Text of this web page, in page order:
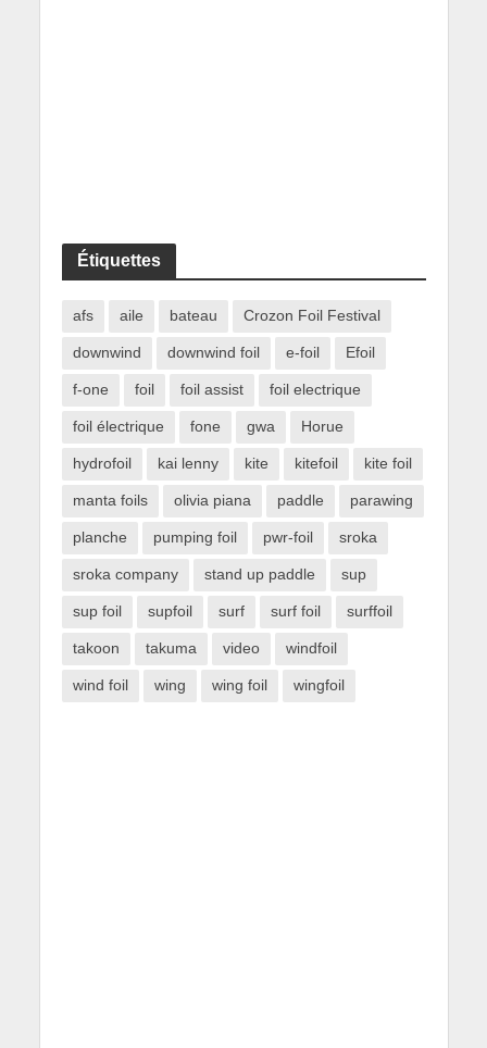
Étiquettes
afs aile bateau Crozon Foil Festival
downwind downwind foil e-foil Efoil
f-one foil foil assist foil electrique
foil électrique fone gwa Horue
hydrofoil kai lenny kite kitefoil kite foil
manta foils olivia piana paddle parawing
planche pumping foil pwr-foil sroka
sroka company stand up paddle sup
sup foil supfoil surf surf foil surffoil
takoon takuma video windfoil
wind foil wing wing foil wingfoil